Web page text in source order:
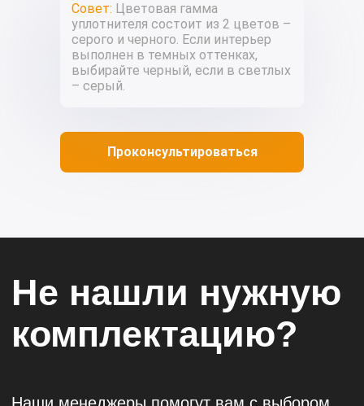
Совет: Цветовая гамма
уплотнителя состоит из 2 цветов –
серого и черного. Если интерьер
выполнен в темных оттенках,
выбирайте черный, если в светлых
– серый.
Проконсультироваться